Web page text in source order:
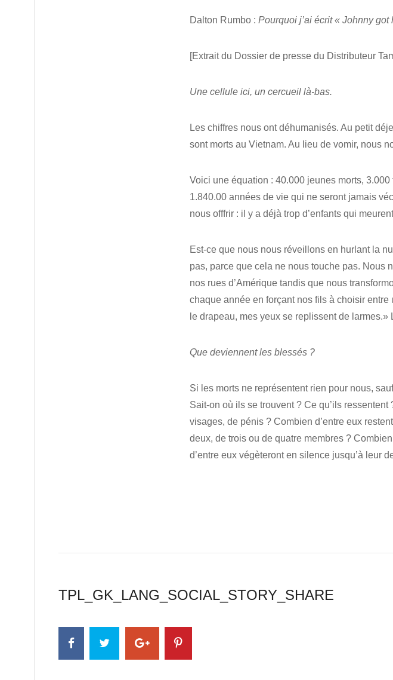
Dalton Rumbo : Pourquoi j’ai écrit « Johnny got
[Extrait du Dossier de presse du Distributeur
Une cellule ici, un cercueil là-bas.
Les chiffres nous ont déhumanisés. Au petit
sont morts au Vietnam. Au lieu de vomir, nous
Voici une équation : 40.000 jeunes morts,
1.840.00 années de vie qui ne seront jamais
nous offfrir : il y a déjà trop d’enfants qui
Est-ce que nous nous réveillons en hurlant la
pas, parce que cela ne nous touche pas. Nous
nos rues d’Amérique tandis que nous
chaque année en forçant nos fils à choisir
le drapeau, mes yeux se replissent de larmes.»
Que deviennent les blessés ?
Si les morts ne représentent rien pour nous,
Sait-on où ils se trouvent ? Ce qu’ils
visages, de pénis ? Combien d’entre eux
deux, de trois ou de quatre membres ?
d’entre eux végèteront en silence jusqu’à leur
TPL_GK_LANG_SOCIAL_STORY_SHARE